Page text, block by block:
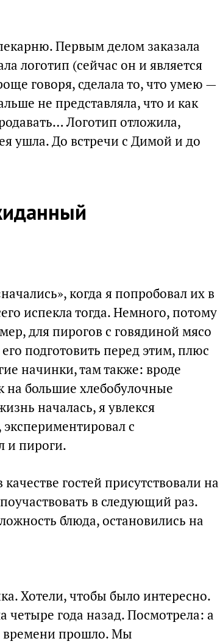
Первым делом заказала
логотип (сейчас он и является
говоря, сделала то, что умею —
не представляла, что и как
Логотип отложила,
ушла. До встречи с Димой и до
когда я попробовал их в
испекла тогда. Немного, потому
для пирогов с говядиной мясо
подготовить перед этим, плюс
начинки, там также: вроде
большие хлебобулочные
началась, я увлекся
с
и пироги.
гостей присутствовали на
в следующий раз.
блюда, остановились на
Хотели, чтобы было интересно.
четыре года назад. Посмотрела: а
времени прошло. Мы